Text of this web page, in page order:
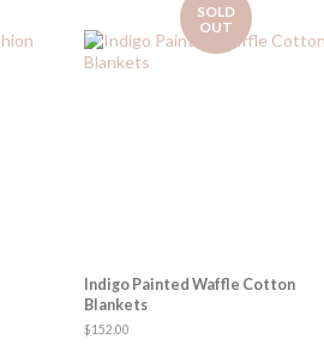
SOLD
OUT
Indigo Painted Waffle Cotton
Blankets
Regular
$152.00